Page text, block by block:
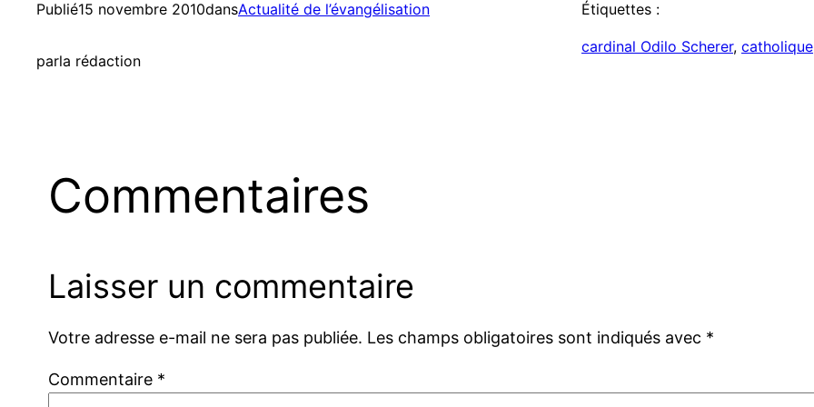
Publié15 novembre 2010dansActualité de l’évangélisation
parla rédaction
Étiquettes :
cardinal Odilo Scherer, catholique
Commentaires
Laisser un commentaire
Votre adresse e-mail ne sera pas publiée. Les champs obligatoires sont indiqués avec *
Commentaire *